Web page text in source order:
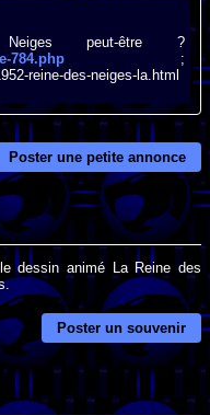
peut-être ?
784.php ;
reine-des-neiges-la.html
Poster une petite annonce
dessin animé La Reine des
Poster un souvenir